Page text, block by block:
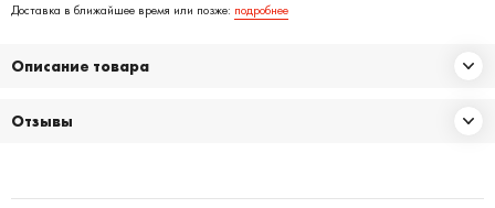
Доставка в ближайшее время или позже: подробнее
Описание товара
Отзывы